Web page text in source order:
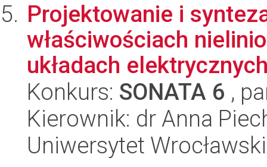
Projektowanie i
właściwościach
układach
Konkurs: SONATA 6 ,
Kierownik: dr Anna
Uniwersytet